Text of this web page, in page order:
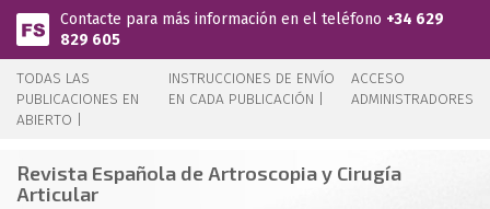
Pasar al contenido principal
Contacte para más información en el teléfono +34 629
829 605
TODAS LAS
PUBLICACIONES EN
ABIERTO |
INSTRUCCIONES DE ENVÍO
EN CADA PUBLICACIÓN |
ACCESO
ADMINISTRADORES
Revista Española de Artroscopia y Cirugía
Articular